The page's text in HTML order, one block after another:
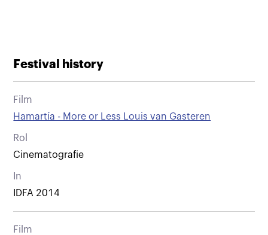
Festival history
Film
Hamartía - More or Less Louis van Gasteren
Rol
Cinematografie
In
IDFA 2014
Film